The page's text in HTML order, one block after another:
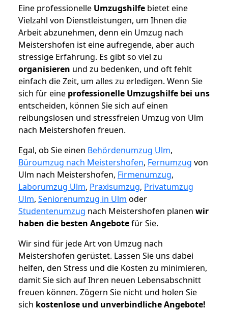
Eine professionelle Umzugshilfe bietet eine
Vielzahl von Dienstleistungen, um Ihnen die
Arbeit abzunehmen, denn ein Umzug nach
Meistershofen ist eine aufregende, aber auch
stressige Erfahrung. Es gibt so viel zu
organisieren und zu bedenken, und oft fehlt
einfach die Zeit, um alles zu erledigen. Wenn Sie
sich für eine professionelle Umzugshilfe bei uns
entscheiden, können Sie sich auf einen
reibungslosen und stressfreien Umzug von Ulm
nach Meistershofen freuen.
Egal, ob Sie einen Behördenumzug Ulm,
Büroumzug nach Meistershofen, Fernumzug von
Ulm nach Meistershofen, Firmenumzug,
Laborumzug Ulm, Praxisumzug, Privatumzug
Ulm, Seniorenumzug in Ulm oder
Studentenumzug nach Meistershofen planen wir
haben die besten Angebotefür Sie.
Wir sind für jede Art von Umzug nach
Meistershofen gerüstet. Lassen Sie uns dabei
helfen, den Stress und die Kosten zu minimieren,
damit Sie sich auf Ihren neuen Lebensabschnitt
freuen können. Zögern Sie nicht und holen Sie
sich kostenlose und unverbindliche Angebote!